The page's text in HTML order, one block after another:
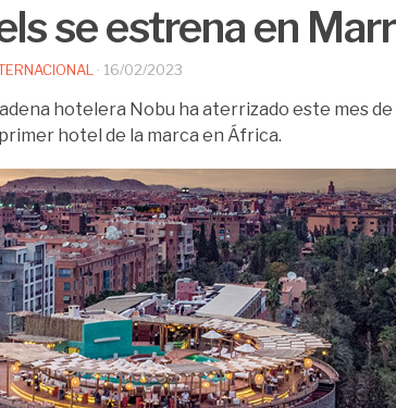
se estrena en
· 16/02/2023
hotelera Nobu ha aterrizado este mes
hotel de la marca en África.